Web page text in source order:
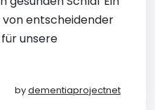
entscheidender
unsere
bydementiaprojectnet